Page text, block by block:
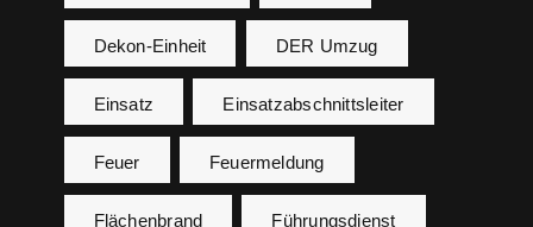
Dekon-Einheit DER Umzug
Einsatz Einsatzabschnittsleiter
Feuer Feuermeldung
Flächenbrand Führungsdienst